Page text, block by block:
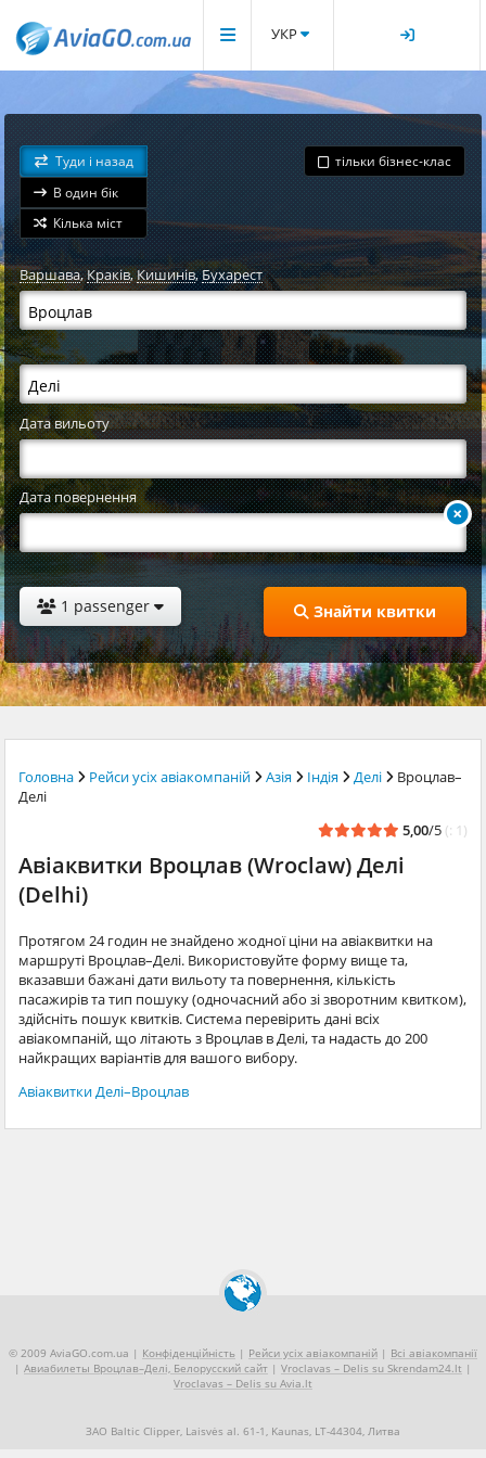
УКР
Туди і назад
В один бік
Кілька міст
тільки бізнес-клас
Варшава,Краків,Кишинів,Бухарест
Дата вильоту
Дата повернення
1 passenger Знайти квитки
Головна Рейси усіх авіакомпаній Азія Індія Делі
Вроцлав–
Делі
5,00/5 (: 1)
Авіаквитки Вроцлав (Wroclaw) Делі
(Delhi)
Протягом 24 годин не знайдено жодної ціни на авіаквитки на
маршруті Вроцлав–Делі. Використовуйте форму вище та,
вказавши бажані дати вильоту та повернення, кількість
пасажирів та тип пошуку (одночасний або зі зворотним квитком),
здійсніть пошук квитків. Система перевірить дані всіх
авіакомпаній, що літають з Вроцлав в Делі, та надасть до 200
найкращих варіантів для вашого вибору.
Авіаквитки Делі–Вроцлав
© 2009 AviaGO.com.ua | Конфіденційність | Рейси усіх авіакомпаній | Всі авіакомпанії
| Авиабилеты Вроцлав–Делі, Белорусский сайт | Vroclavas – Delis su Skrendam24.lt |
Vroclavas – Delis su Avia.lt
ЗАО Baltic Clipper, Laisvės al. 61-1, Kaunas, LT-44304, Литва